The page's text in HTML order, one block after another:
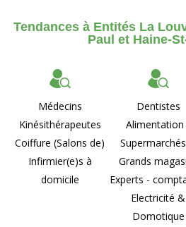
Tendances à Entités La
Paul et Haine-
Médecins
Kinésithérapeutes
Coiffure (Salons de)
Infirmier(e)s à
domicile
Dentistes
Alimentation
Grands
Experts -
Electricité &
Domotique